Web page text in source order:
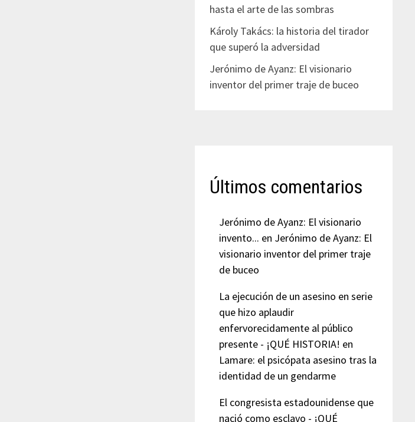
hasta el arte de las sombras
Károly Takács: la historia del tirador
que superó la adversidad
Jerónimo de Ayanz: El visionario
inventor del primer traje de buceo
Últimos comentarios
Jerónimo de Ayanz: El visionario
invento... en Jerónimo de Ayanz: El
visionario inventor del primer traje
de buceo
La ejecución de un asesino en serie
que hizo aplaudir
enfervorecidamente al público
presente - ¡QUÉ HISTORIA! en
Lamare: el psicópata asesino tras la
identidad de un gendarme
El congresista estadounidense que
nació como esclavo - ¡QUÉ